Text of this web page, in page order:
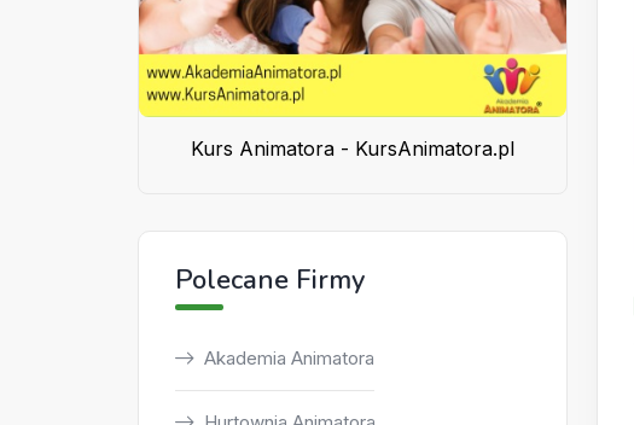
Kurs Animatora - KursAnimatora.pl
Polecane Firmy
Akademia Animatora